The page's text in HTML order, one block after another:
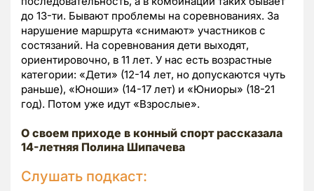
до 13-ти. Бывают проблемы на соревнованиях. За
нарушение маршрута «снимают» участников с
состязаний. На соревнования дети выходят,
ориентировочно, в 11 лет. У нас есть возрастные
категории: «Дети» (12-14 лет, но допускаются чуть
раньше), «Юноши» (14-17 лет) и «Юниоры» (18-21
год). Потом уже идут «Взрослые».
О своем приходе в конный спорт рассказала
14-летняя Полина Шипачева
Слушать подкаст: